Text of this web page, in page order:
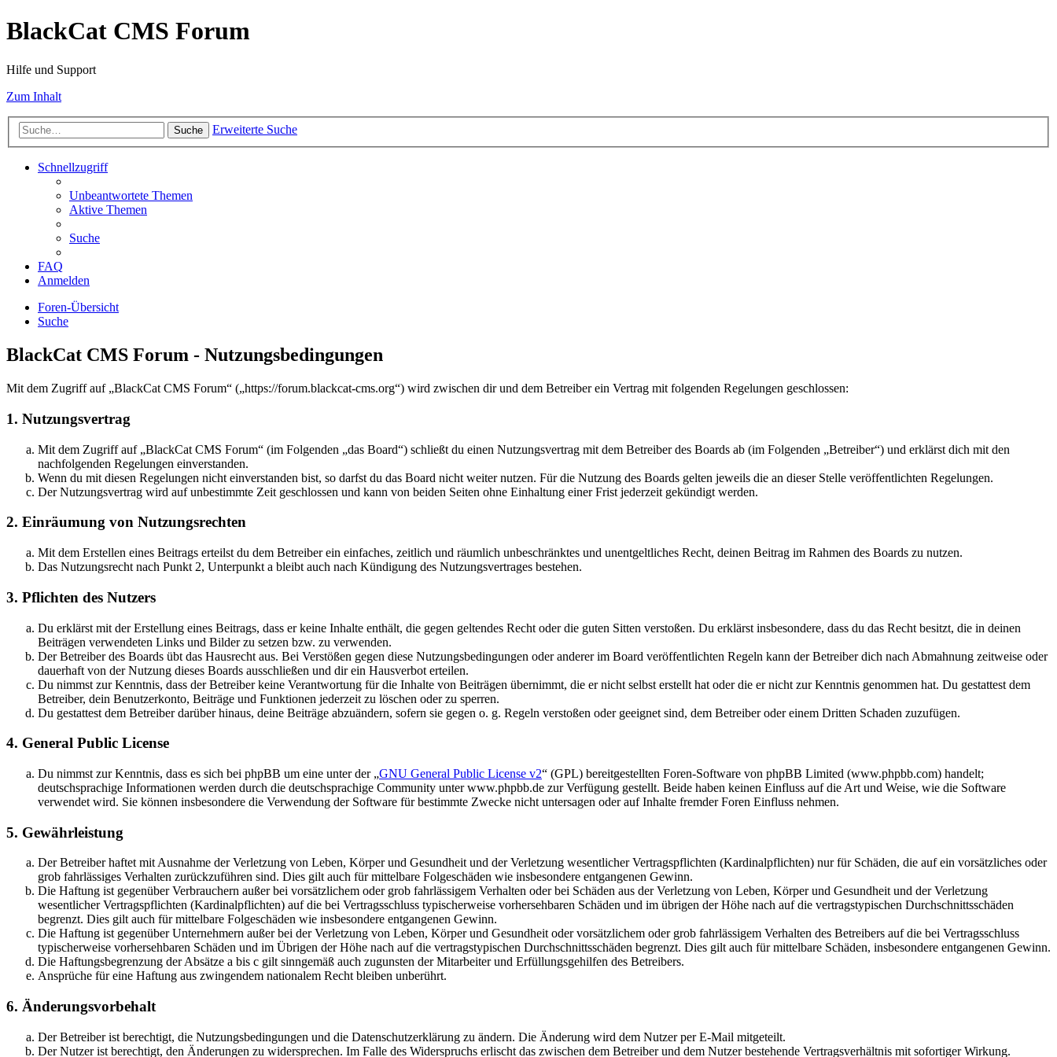
BlackCat CMS Forum
Hilfe und Support
Zum Inhalt
Suche Erweiterte Suche
Schnellzugriff
Unbeantwortete Themen
Aktive Themen
Suche
FAQ
Anmelden
Foren-Übersicht
Suche
BlackCat CMS Forum - Nutzungsbedingungen
Mit dem Zugriff auf „BlackCat CMS Forum“ („https://forum.blackcat-cms.org“) wird zwischen dir und dem Betreiber ein Vertrag mit folgenden Regelungen geschlossen:
1. Nutzungsvertrag
Mit dem Zugriff auf „BlackCat CMS Forum“ (im Folgenden „das Board“) schließt du einen Nutzungsvertrag mit dem Betreiber des Boards ab (im Folgenden „Betreiber“) und erklärst dich mit den
nachfolgenden Regelungen einverstanden.
Wenn du mit diesen Regelungen nicht einverstanden bist, so darfst du das Board nicht weiter nutzen. Für die Nutzung des Boards gelten jeweils die an dieser Stelle veröffentlichten Regelungen.
Der Nutzungsvertrag wird auf unbestimmte Zeit geschlossen und kann von beiden Seiten ohne Einhaltung einer Frist jederzeit gekündigt werden.
2. Einräumung von Nutzungsrechten
Mit dem Erstellen eines Beitrags erteilst du dem Betreiber ein einfaches, zeitlich und räumlich unbeschränktes und unentgeltliches Recht, deinen Beitrag im Rahmen des Boards zu nutzen.
Das Nutzungsrecht nach Punkt 2, Unterpunkt a bleibt auch nach Kündigung des Nutzungsvertrages bestehen.
3. Pflichten des Nutzers
Du erklärst mit der Erstellung eines Beitrags, dass er keine Inhalte enthält, die gegen geltendes Recht oder die guten Sitten verstoßen. Du erklärst insbesondere, dass du das Recht besitzt, die in deinen
Beiträgen verwendeten Links und Bilder zu setzen bzw. zu verwenden.
Der Betreiber des Boards übt das Hausrecht aus. Bei Verstößen gegen diese Nutzungsbedingungen oder anderer im Board veröffentlichten Regeln kann der Betreiber dich nach Abmahnung zeitweise oder
dauerhaft von der Nutzung dieses Boards ausschließen und dir ein Hausverbot erteilen.
Du nimmst zur Kenntnis, dass der Betreiber keine Verantwortung für die Inhalte von Beiträgen übernimmt, die er nicht selbst erstellt hat oder die er nicht zur Kenntnis genommen hat. Du gestattest dem
Betreiber, dein Benutzerkonto, Beiträge und Funktionen jederzeit zu löschen oder zu sperren.
Du gestattest dem Betreiber darüber hinaus, deine Beiträge abzuändern, sofern sie gegen o. g. Regeln verstoßen oder geeignet sind, dem Betreiber oder einem Dritten Schaden zuzufügen.
4. General Public License
Du nimmst zur Kenntnis, dass es sich bei phpBB um eine unter der „GNU General Public License v2“ (GPL) bereitgestellten Foren-Software von phpBB Limited (www.phpbb.com) handelt;
deutschsprachige Informationen werden durch die deutschsprachige Community unter www.phpbb.de zur Verfügung gestellt. Beide haben keinen Einfluss auf die Art und Weise, wie die Software
verwendet wird. Sie können insbesondere die Verwendung der Software für bestimmte Zwecke nicht untersagen oder auf Inhalte fremder Foren Einfluss nehmen.
5. Gewährleistung
Der Betreiber haftet mit Ausnahme der Verletzung von Leben, Körper und Gesundheit und der Verletzung wesentlicher Vertragspflichten (Kardinalpflichten) nur für Schäden, die auf ein vorsätzliches oder
grob fahrlässiges Verhalten zurückzuführen sind. Dies gilt auch für mittelbare Folgeschäden wie insbesondere entgangenen Gewinn.
Die Haftung ist gegenüber Verbrauchern außer bei vorsätzlichem oder grob fahrlässigem Verhalten oder bei Schäden aus der Verletzung von Leben, Körper und Gesundheit und der Verletzung
wesentlicher Vertragspflichten (Kardinalpflichten) auf die bei Vertragsschluss typischerweise vorhersehbaren Schäden und im übrigen der Höhe nach auf die vertragstypischen Durchschnittsschäden
begrenzt. Dies gilt auch für mittelbare Folgeschäden wie insbesondere entgangenen Gewinn.
Die Haftung ist gegenüber Unternehmern außer bei der Verletzung von Leben, Körper und Gesundheit oder vorsätzlichem oder grob fahrlässigem Verhalten des Betreibers auf die bei Vertragsschluss
typischerweise vorhersehbaren Schäden und im Übrigen der Höhe nach auf die vertragstypischen Durchschnittsschäden begrenzt. Dies gilt auch für mittelbare Schäden, insbesondere entgangenen Gewinn.
Die Haftungsbegrenzung der Absätze a bis c gilt sinngemäß auch zugunsten der Mitarbeiter und Erfüllungsgehilfen des Betreibers.
Ansprüche für eine Haftung aus zwingendem nationalem Recht bleiben unberührt.
6. Änderungsvorbehalt
Der Betreiber ist berechtigt, die Nutzungsbedingungen und die Datenschutzerklärung zu ändern. Die Änderung wird dem Nutzer per E-Mail mitgeteilt.
Der Nutzer ist berechtigt, den Änderungen zu widersprechen. Im Falle des Widerspruchs erlischt das zwischen dem Betreiber und dem Nutzer bestehende Vertragsverhältnis mit sofortiger Wirkung.